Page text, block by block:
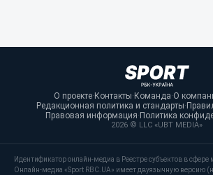
О проекте·Контакты·Команда·О
Редакционная политика и стандарты·
Правовая информация·Политика
2026 © LLC «UBT MEDIA»
Идентификатор онлайн-медиа в Реестре субъектов в
Онлайн-медиа «Sport RBC.UA» имеет двуязычную версию